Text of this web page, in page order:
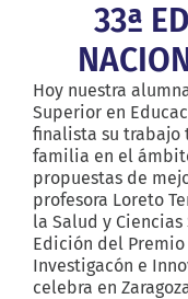
33ª
Hoy nuestra
Superior en
finalista su
familia en el
propuestas de
profesora Loreto
la Salud y
Edición del Premio
Investigacón e
celebra en